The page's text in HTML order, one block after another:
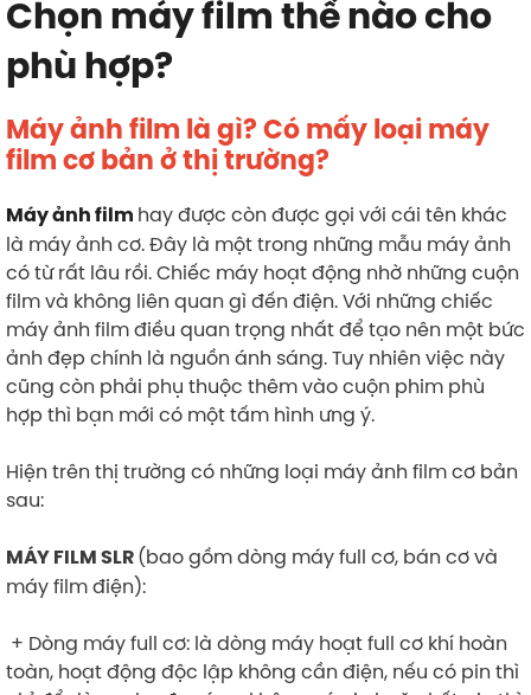
Chọn máy film thế nào cho
phù hợp?
Máy ảnh film là gì? Có mấy loại máy
film cơ bản ở thị trường?
Máy ảnh film hay được còn được gọi với cái tên khác
là máy ảnh cơ. Đây là một trong những mẫu máy ảnh
có từ rất lâu rồi. Chiếc máy hoạt động nhờ những cuộn
film và không liên quan gì đến điện. Với những chiếc
máy ảnh film điều quan trọng nhất để tạo nên một bức
ảnh đẹp chính là nguồn ánh sáng. Tuy nhiên việc này
cũng còn phải phụ thuộc thêm vào cuộn phim phù
hợp thì bạn mới có một tấm hình ưng ý.
Hiện trên thị trường có những loại máy ảnh film cơ bản
sau:
MÁY FILM SLR(bao gồm dòng máy full cơ, bán cơ và
máy film điện):
+ Dòng máy full cơ: là dòng máy hoạt full cơ khí hoàn
toàn, hoạt động độc lập không cần điện, nếu có pin thì